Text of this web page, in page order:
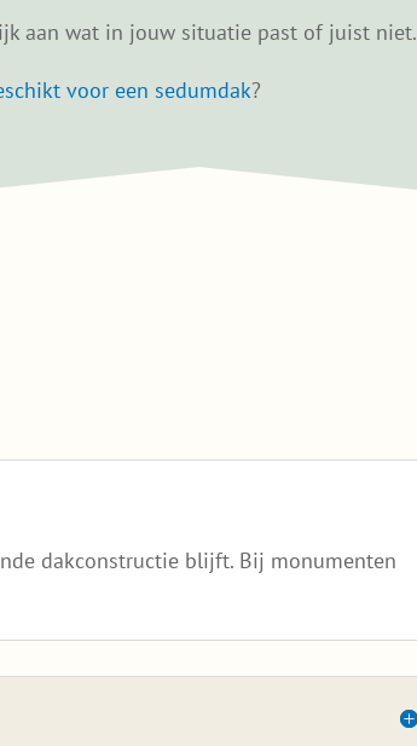
aan wat in jouw situatie past of juist niet.
voor een sedumdak?
dakconstructie blijft. Bij monumenten